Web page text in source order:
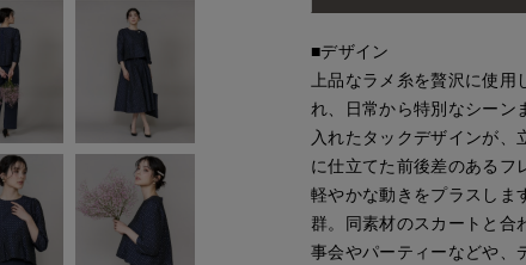
■デザイン
上品なラメ糸を贅沢に使
れ、日常から特別なシーン
入れたタックデザインが
に仕立てた前後差のあるフ
軽やかな動きをプラスしま
群。同素材のスカートと合
事会やパーティーなどや、